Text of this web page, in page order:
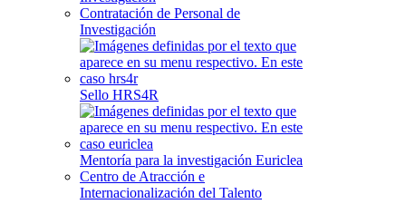
Contratación de Personal de
Investigación
Sello HRS4R
Mentoría para la investigación Euriclea
Centro de Atracción e
Internacionalización del Talento